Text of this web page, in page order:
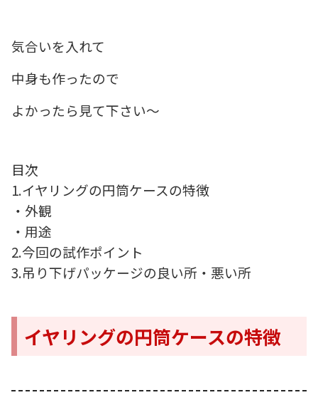
気合いを入れて
中身も作ったので
よかったら見て下さい～
目次
1.イヤリングの円筒ケースの特徴
・外観
・用途
2.今回の試作ポイント
3.吊り下げパッケージの良い所・悪い所
イヤリングの円筒ケースの特徴